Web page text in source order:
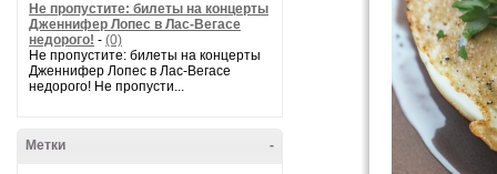
Не пропустите: билеты на концерты
Дженнифер Лопес в Лас-Вегасе
недорого! - (0)
Не пропустите: билеты на концерты
Дженнифер Лопес в Лас-Вегасе
недорого! Не пропусти...
-
Метки